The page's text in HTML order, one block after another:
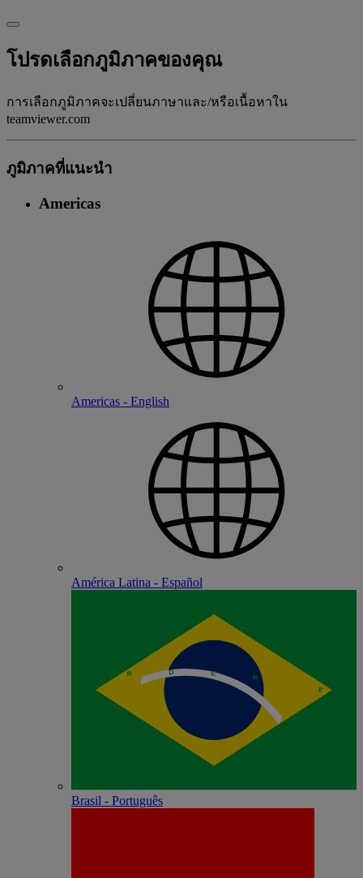
โปรดเลือกภูมิภาคของคุณ
การเลือกภูมิภาคจะเปลี่ยนภาษาและ/หรือเนื้อหาใน
teamviewer.com
ภูมิภาคที่แนะนํา
Americas
Americas - English
América Latina - Español
Brasil - Português